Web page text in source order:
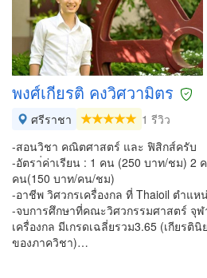
พงศ์เกียรติ คงวิศวามิตร
ศรีราชา
1 รีวิว
-สอนวิชา คณิตศาสตร์ และ ฟิสิกส์ครับ
-อัตรา่ค่าเรียน : 1 คน (250 บาท/ชม) 2
คน(150 บาท/คน/ชม)
-อาชีพ วิศวกรเครื่องกล ที่ Thaioil ตำแห
-จบการศึกษาที่คณะวิศวกรรมศาสตร์ จุ
เครื่องกล มีเกรดเฉลี่ยรวม3.65 (เกียร
ของภาควิชา)…